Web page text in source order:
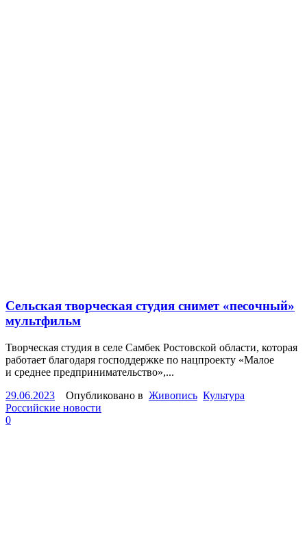
Сельская творческая студия снимет «песочный»
мультфильм
Творческая студия в селе Самбек Ростовской области, которая
работает благодаря господдержке по нацпроекту «Малое
и среднее предпринимательство»,...
29.06.2023 Опубликовано в Живопись Культура
Российские новости
0